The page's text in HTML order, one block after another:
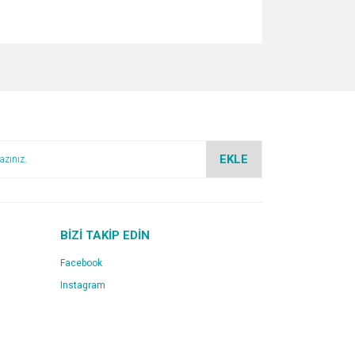
EKLE
BİZİ TAKİP EDİN
Facebook
Instagram